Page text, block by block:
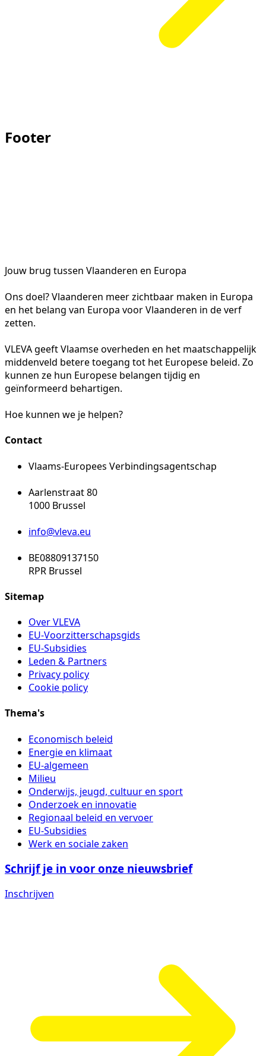
Footer
Jouw brug tussen Vlaanderen en Europa
Ons doel? Vlaanderen meer zichtbaar maken in Europa
en het belang van Europa voor Vlaanderen in de verf
zetten.
VLEVA geeft Vlaamse overheden en het maatschappelijk
middenveld betere toegang tot het Europese beleid. Zo
kunnen ze hun Europese belangen tijdig en
geïnformeerd behartigen.
Hoe kunnen we je helpen?
Contact
Vlaams-Europees Verbindingsagentschap
Aarlenstraat 80
1000 Brussel
info@vleva.eu
BE08809137150
RPR Brussel
Sitemap
Over VLEVA
EU-Voorzitterschapsgids
EU-Subsidies
Leden & Partners
Privacy policy
Cookie policy
Thema's
Economisch beleid
Energie en klimaat
EU-algemeen
Milieu
Onderwijs, jeugd, cultuur en sport
Onderzoek en innovatie
Regionaal beleid en vervoer
EU-Subsidies
Werk en sociale zaken
Schrijf je in voor onze nieuwsbrief
Inschrijven